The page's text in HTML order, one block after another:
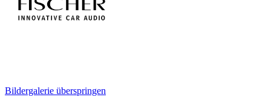
Bildergalerie überspringen